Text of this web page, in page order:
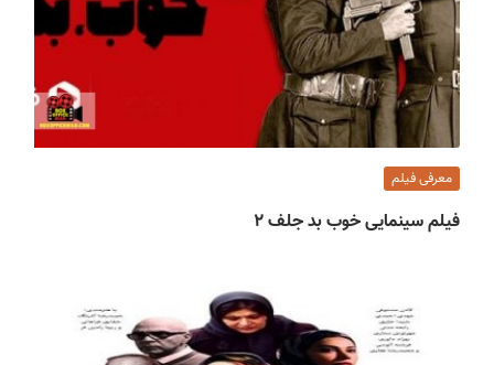
معرفی فیلم
فیلم سینمایی خوب بد جلف ۲